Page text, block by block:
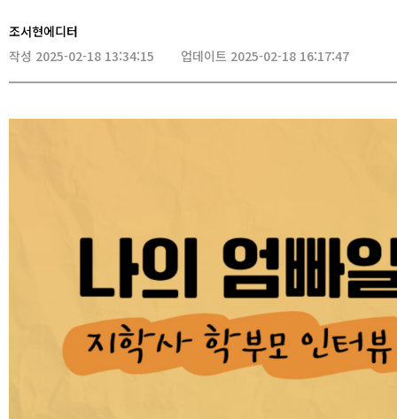
조서현에디터
작성 2025-02-18 13:34:15
업데이트 2025-02-18 16:17:47